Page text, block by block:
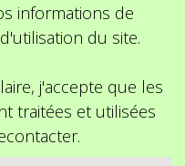
informations de
du site.
j'accepte que les
traitées et utilisées